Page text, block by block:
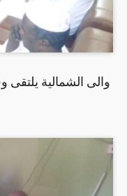
والى الشمالية يلتقى